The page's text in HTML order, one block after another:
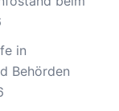
in
Behörden